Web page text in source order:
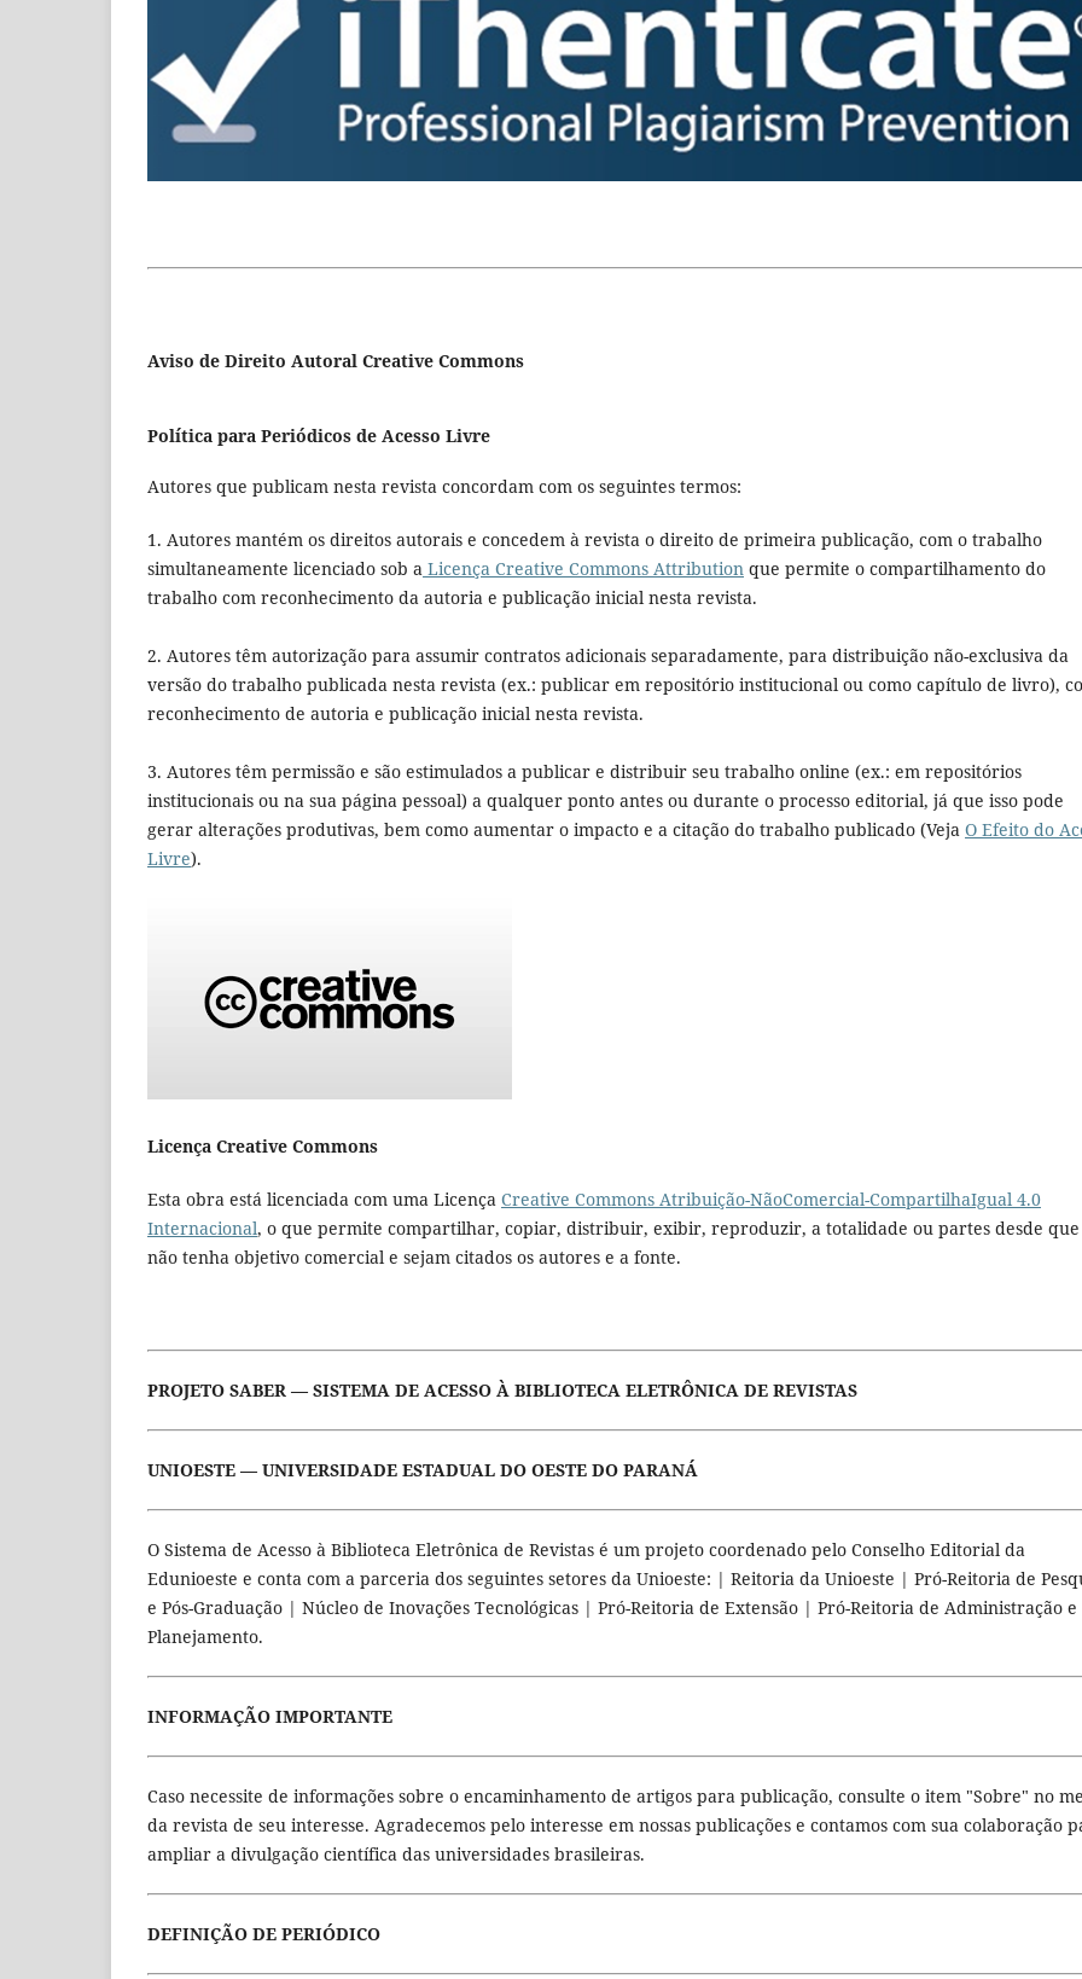
Aviso de Direito Autoral Creative Commons
Política para Periódicos de Acesso Livre
Autores que publicam nesta revista concordam com os seguintes termos:
1. Autores mantém os direitos autorais e concedem à revista o direito de primeira publicação, com o trabalho
simultaneamente licenciado sob a Licença Creative Commons Attribution que permite o compartilhamento do
trabalho com reconhecimento da autoria e publicação inicial nesta revista.
2. Autores têm autorização para assumir contratos adicionais separadamente, para distribuição não-exclusiva da
versão do trabalho publicada nesta revista (ex.: publicar em repositório institucional ou como capítulo de livro),
reconhecimento de autoria e publicação inicial nesta revista.
3. Autores têm permissão e são estimulados a publicar e distribuir seu trabalho online (ex.: em repositórios
institucionais ou na sua página pessoal) a qualquer ponto antes ou durante o processo editorial, já que isso pode
gerar alterações produtivas, bem como aumentar o impacto e a citação do trabalho publicado (Veja O Efeito do
Livre).
Licença Creative Commons
Esta obra está licenciada com uma Licença Creative Commons Atribuição-NãoComercial-CompartilhaIgual 4.0
Internacional, o que permite compartilhar, copiar, distribuir, exibir, reproduzir, a totalidade ou partes desde que
não tenha objetivo comercial e sejam citados os autores e a fonte.
PROJETO SABER — SISTEMA DE ACESSO À BIBLIOTECA ELETRÔNICA DE REVISTAS
UNIOESTE — UNIVERSIDADE ESTADUAL DO OESTE DO PARANÁ
O Sistema de Acesso à Biblioteca Eletrônica de Revistas é um projeto coordenado pelo Conselho Editorial da
Edunioeste e conta com a parceria dos seguintes setores da Unioeste: | Reitoria da Unioeste | Pró-Reitoria de
e Pós-Graduação | Núcleo de Inovações Tecnológicas | Pró-Reitoria de Extensão | Pró-Reitoria de Administração e
Planejamento.
INFORMAÇÃO IMPORTANTE
Caso necessite de informações sobre o encaminhamento de artigos para publicação, consulte o item "Sobre" no
da revista de seu interesse. Agradecemos pelo interesse em nossas publicações e contamos com sua colaboração
ampliar a divulgação científica das universidades brasileiras.
DEFINIÇÃO DE PERIÓDICO